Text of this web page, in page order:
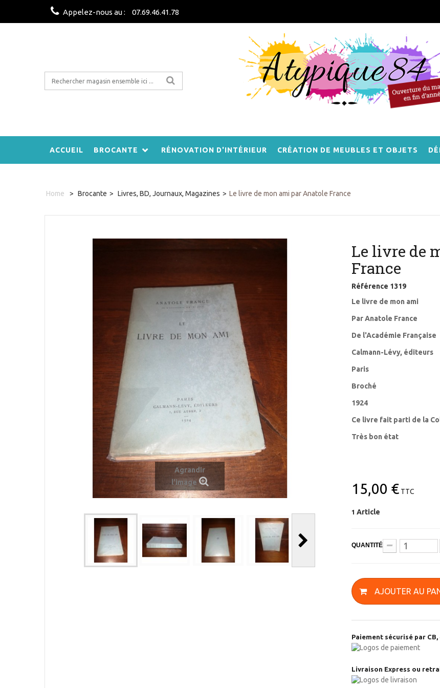
Appelez-nous au : 07.69.46.41.78
ACCUEIL BROCANTE RÉNOVATION D'INTÉRIEUR CRÉATION DE MEUBLES ET OBJETS
Home > Brocante > Livres, BD, Journaux, Magazines > Le livre de mon ami par Anatole France
Agrandir
l'image
Le livre de
France
Référence 1319
Le livre de mon ami
Par Anatole France
De l'Académie Française
Calmann-Lévy, éditeurs
Paris
Broché
1924
Ce livre fait parti de la
Très bon état
15,00 € TTC
1 Article
QUANTITÉ
AJOUTER AU
Paiement sécurisé par CB,
Livraison Express ou